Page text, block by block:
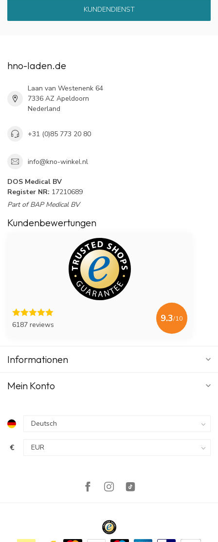
KUNDENDIENST
hno-laden.de
Laan van Westenenk 64
7336 AZ Apeldoorn
Nederland
+31 (0)85 773 20 80
info@kno-winkel.nl
DOS Medical BV
Register NR: 17210689
Part of BAP Medical BV
Kundenbewertungen
6187 reviews
9.3/10
Informationen
Mein Konto
€